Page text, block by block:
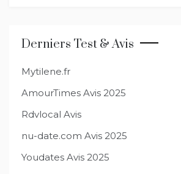
Derniers Test & Avis
Mytilene.fr
AmourTimes Avis 2025
Rdvlocal Avis
nu-date.com Avis 2025
Youdates Avis 2025